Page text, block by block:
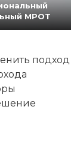
МРОТ
подход